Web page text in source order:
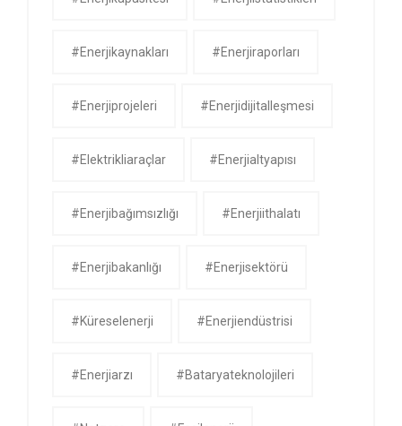
#enerjikaynakları #enerjiraporları
#enerjiprojeleri #enerjidijitalleşmesi
#elektrikliaraçlar #enerjialtyapısı
#enerjibağımsızlığı #enerjiithalatı
#enerjibakanlığı #enerjisektörü
#küreselenerji #enerjiendüstrisi
#enerjiarzı #bataryateknolojileri